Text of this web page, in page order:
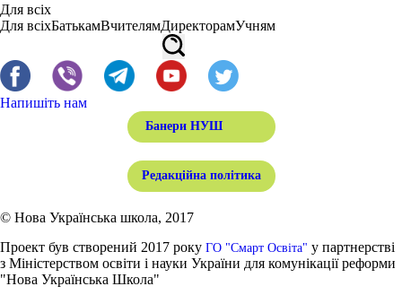
Для всіх
Для всіхБатькамВчителямДиректорамУчням
Напишіть нам
Банери НУШ
Редакційна політика
© Нова Українська школа, 2017
Проект був створений 2017 року ГО "Смарт Освіта" у партнерстві
з Міністерством освіти і науки України для комунікації реформи
"Нова Українська Школа"